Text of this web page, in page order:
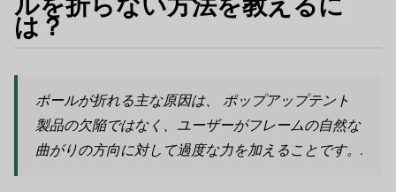
は？
ポールが折れる主な原因は、 ポップアップテント
製品の欠陥ではなく、ユーザーがフレームの自然な
曲がりの方向に対して過度な力を加えることです。.